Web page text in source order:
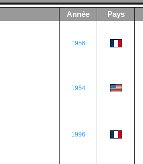
Année Pays
1956
1954
1996